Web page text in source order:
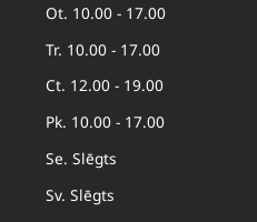
Ot. 10.00 - 17.00
Tr. 10.00 - 17.00
Ct. 12.00 - 19.00
Pk. 10.00 - 17.00
Se. Slēgts
Sv. Slēgts